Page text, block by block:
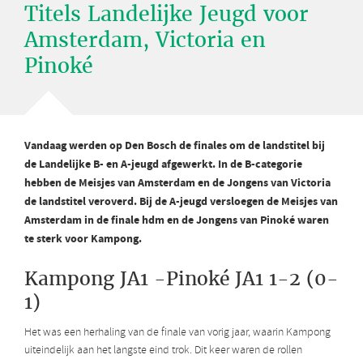
Titels Landelijke Jeugd voor
Amsterdam, Victoria en
Pinoké
Vandaag werden op Den Bosch de finales om de landstitel bij
de Landelijke B- en A-jeugd afgewerkt. In de B-categorie
hebben de Meisjes van Amsterdam en de Jongens van Victoria
de landstitel veroverd. Bij de A-jeugd versloegen de Meisjes van
Amsterdam in de finale hdm en de Jongens van Pinoké waren
te sterk voor Kampong.
Kampong JA1 -Pinoké JA1 1-2 (0-
1)
Het was een herhaling van de finale van vorig jaar, waarin Kampong
uiteindelijk aan het langste eind trok. Dit keer waren de rollen